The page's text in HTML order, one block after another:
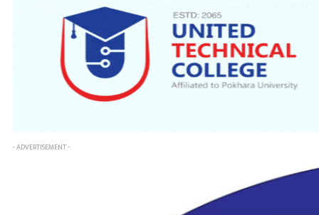
- ADVERTISEMENT -